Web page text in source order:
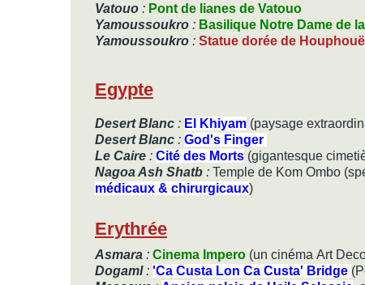
Vatouo : Pont de lianes de Vatouo
Yamoussoukro : Basilique Notre Dame de
Yamoussoukro : Statue dorée de
Egypte
Desert Blanc : El Khiyam (paysage
Desert Blanc : God's Finger
Le Caire : Cité des Morts (gigantesque
Nagoa Ash Shatb : Temple de Kom Ombo
médicaux & chirurgicaux)
Erythrée
Asmara : Cinema Impero (un cinéma Art
Dogaml: 'Ca Custa Lon Ca Custa' Bridge